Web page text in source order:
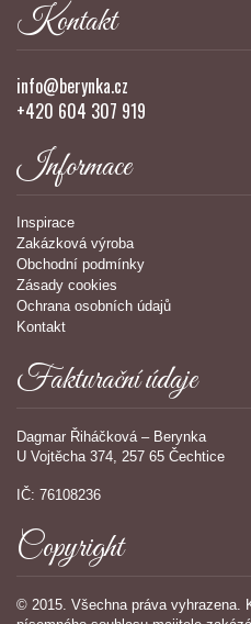
Kontakt
info@berynka.cz
+420 604 307 919
Informace
Inspirace
Zakázková výroba
Obchodní podmínky
Zásady cookies
Ochrana osobních údajů
Kontakt
Fakturační údaje
Dagmar Řiháčková – Berynka
U Vojtěcha 374, 257 65 Čechtice
IČ: 76108236
Copyright
© 2015. Všechna práva vyhrazena.